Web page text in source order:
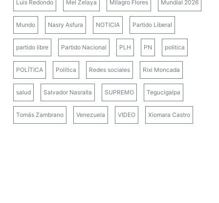
Luis Redondo Mel Zelaya Milagro Flores Mundial 2026
Mundo Nasry Asfura NOTICIA Partido Liberal
partido libre Partido Nacional PLH PN politica
POLÍTICA Política Redes sociales Rixi Moncada
salud Salvador Nasralla SUPREMO Tegucigalpa
Tomás Zambrano Venezuela VIDEO Xiomara Castro